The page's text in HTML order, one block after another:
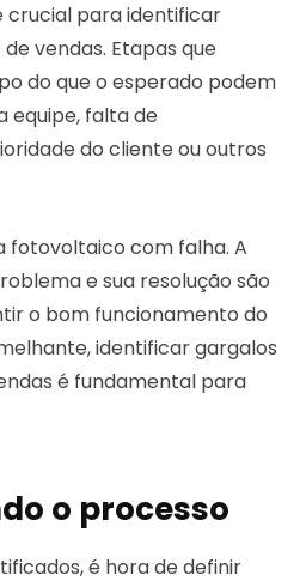
crucial para identificar
vendas. Etapas que
do que o esperado podem
equipe, falta de
do cliente ou outros
fotovoltaico com falha. A
e sua resolução são
o bom funcionamento do
identificar gargalos
é fundamental para
o processo
é hora de definir